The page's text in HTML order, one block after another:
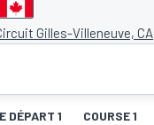
Gilles-Villeneuve, CA
DÉPART 1 COURSE 1